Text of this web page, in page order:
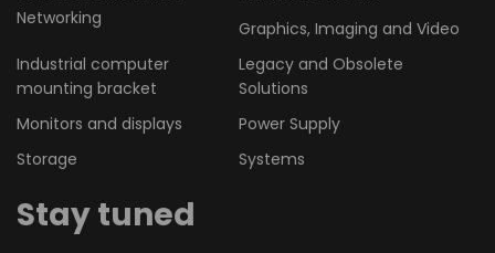
Networking
Graphics, Imaging and Video
Industrial computer
mounting bracket
Legacy and Obsolete
Solutions
Monitors and displays
Power Supply
Storage
Systems
Stay tuned